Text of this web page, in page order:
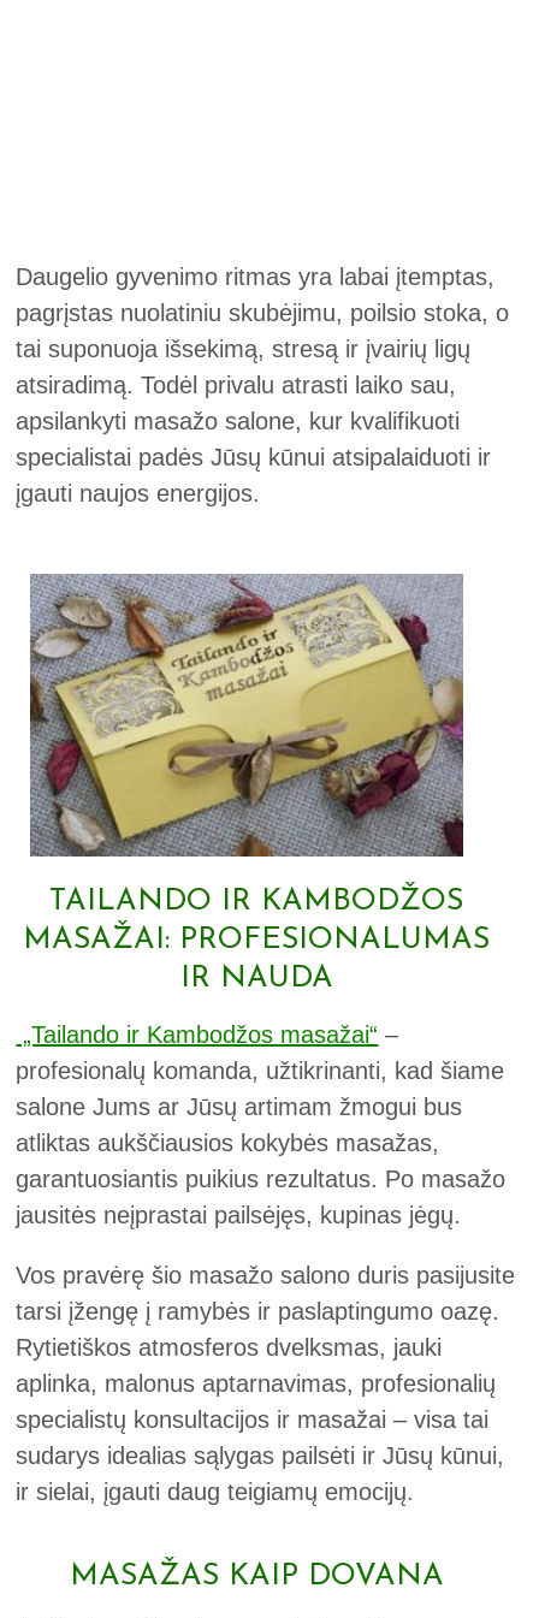
Daugelio gyvenimo ritmas yra labai įtemptas,
pagrįstas nuolatiniu skubėjimu, poilsio stoka, o
tai suponuoja išsekimą, stresą ir įvairių ligų
atsiradimą. Todėl privalu atrasti laiko sau,
apsilankyti masažo salone, kur kvalifikuoti
specialistai padės Jūsų kūnui atsipalaiduoti ir
įgauti naujos energijos.
TAILANDO IR KAMBODŽOS
MASAŽAI: PROFESIONALUMAS
IR NAUDA
„Tailando ir Kambodžos masažai“ –
profesionalų komanda, užtikrinanti, kad šiame
salone Jums ar Jūsų artimam žmogui bus
atliktas aukščiausios kokybės masažas,
garantuosiantis puikius rezultatus. Po masažo
jausitės neįprastai pailsėjęs, kupinas jėgų.
Vos pravėrę šio masažo salono duris pasijusite
tarsi įžengę į ramybės ir paslaptingumo oazę.
Rytietiškos atmosferos dvelksmas, jauki
aplinka, malonus aptarnavimas, profesionalių
specialistų konsultacijos ir masažai – visa tai
sudarys idealias sąlygas pailsėti ir Jūsų kūnui,
ir sielai, įgauti daug teigiamų emocijų.
MASAŽAS KAIP DOVANA